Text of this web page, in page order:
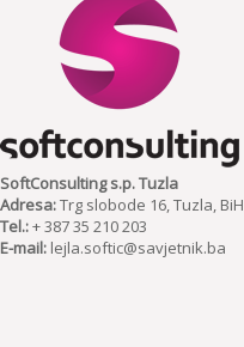
SoftConsulting s.p. Tuzla
Adresa:Trg slobode 16, Tuzla, BiH
Tel.:+ 387 35 210 203
E-mail: lejla.softic@savjetnik.ba